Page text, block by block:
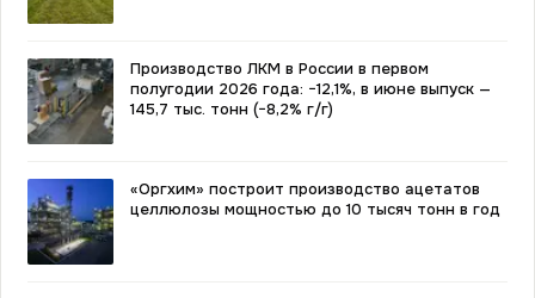
Производство ЛКМ в России в первом
полугодии 2026 года: −12,1%, в июне выпуск —
145,7 тыс. тонн (−8,2% г/г)
«Оргхим» построит производство ацетатов
целлюлозы мощностью до 10 тысяч тонн в год